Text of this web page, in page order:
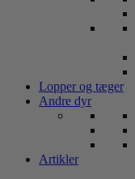
Lopper og tæger
Andre dyr
Artikler